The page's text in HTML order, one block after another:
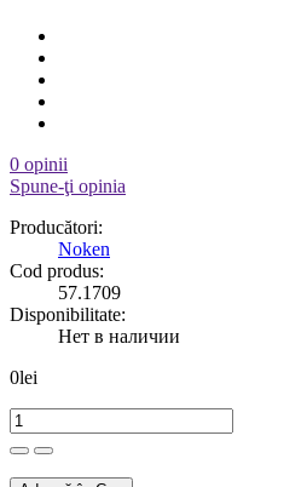
0 opinii
Spune-ţi opinia
Producători:
Noken
Cod produs:
57.1709
Disponibilitate:
Нет в наличии
0lei